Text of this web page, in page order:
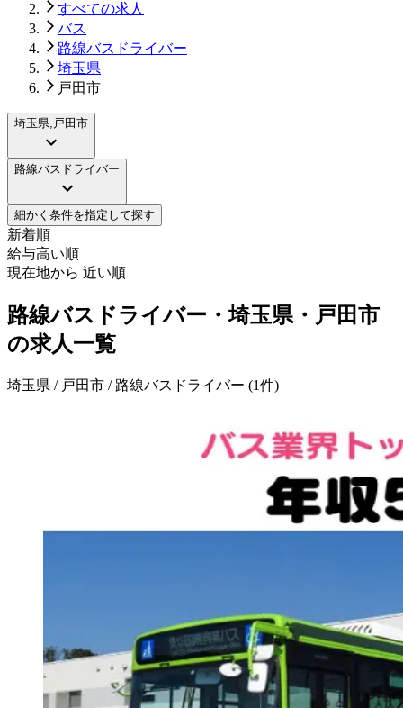
すべての求人
バス
路線バスドライバー
埼玉県
戸田市
埼玉県,戸田市
路線バスドライバー
細かく条件を指定して探す
新着順
給与高い順
現在地から 近い順
路線バスドライバー・埼玉県・戸田市
の求人一覧
埼玉県 / 戸田市 / 路線バスドライバー (1件)